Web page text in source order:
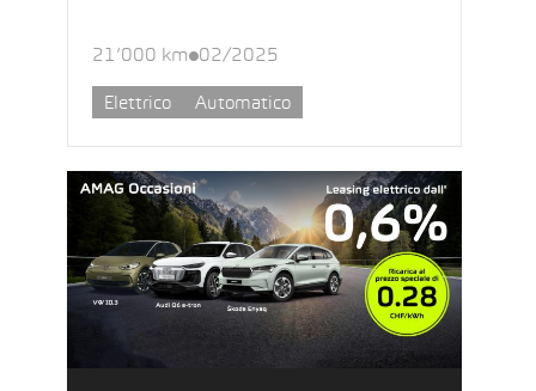
21’000 km 02/2025
Elettrico Automatico